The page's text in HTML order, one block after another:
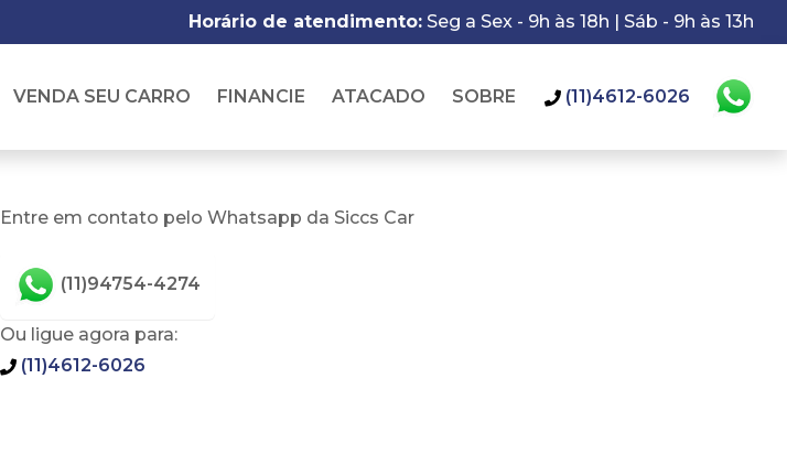
Horário de atendimento: Seg a Sex - 9h às 18h | Sáb - 9h às 13h
VENDA SEU CARRO FINANCIE ATACADO SOBRE (11)4612-6026
Entre em contato pelo Whatsapp da Siccs Car
(11)94754-4274
Ou ligue agora para:
(11)4612-6026